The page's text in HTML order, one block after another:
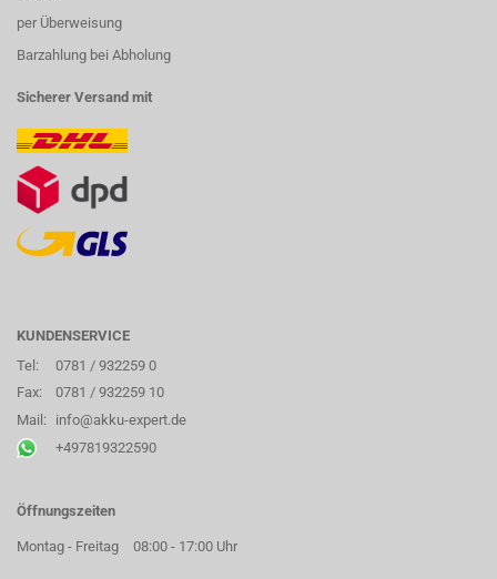
per Überweisung
Barzahlung bei Abholung
Sicherer Versand mit
KUNDENSERVICE
Tel:
0781 / 932259 0
Fax:
0781 / 932259 10
Mail:
info@akku-expert.de
+497819322590
Öffnungszeiten
Montag - Freitag 08:00 - 17:00 Uhr